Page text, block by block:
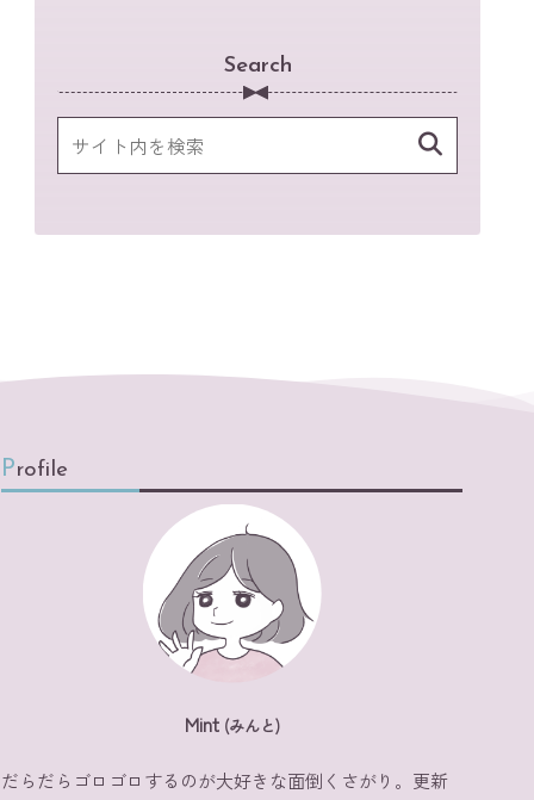
Search
Profile
Mint (みんと)
だらだらゴロゴロするのが大好きな面倒くさがり。更新